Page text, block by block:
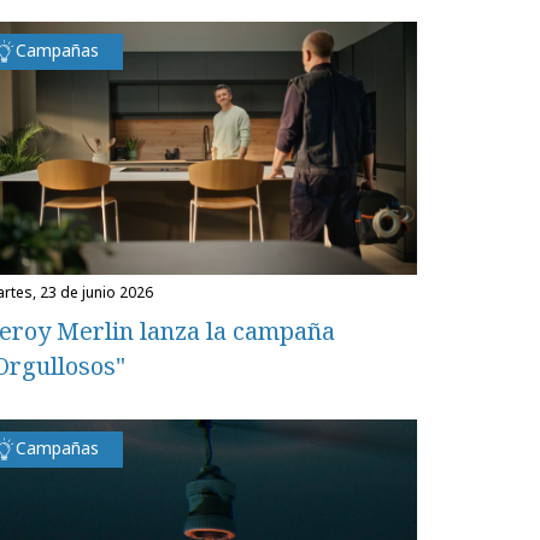
Campañas
23 de junio 2026
Merlin lanza la campaña
Campañas